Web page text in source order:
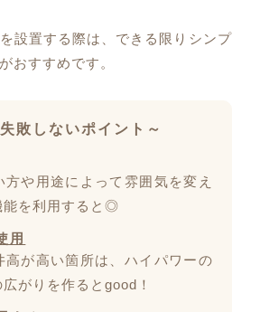
設置する際は、できる限りシンプ
おすすめです。
敗しないポイント～
方や用途によって雰囲気を変え
能を利用すると◎
用
高が高い箇所は、ハイパワーの
がりを作るとgood！